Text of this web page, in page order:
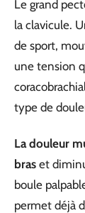
Le grand
la clavicule.
de sport,
une tension
type de
La douleur
bras et
boule
permet déjà